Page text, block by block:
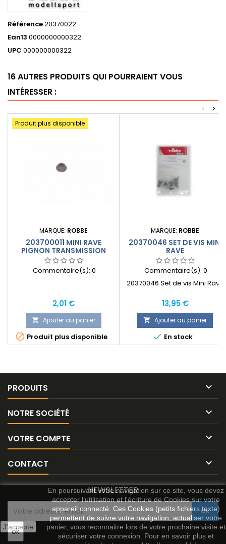
Référence20370022
Ean13 0000000000322
UPC 000000000322
16 AUTRES PRODUITS QUI POURRAIENT VOUS
INTÉRESSER :
>
<
Produit plus disponible
MARQUE: ROBBE
203700011 MINI RAVE
PIGNON TRANSMISSION
CONIQUE
Commentaire(s): 0
Prix
2,01 €
 Ajouter au panier
 Produit plus disponible
MARQUE: ROBBE
20370046 SET DE VIS MINI
RAVE
Commentaire(s): 0
20370046 Set de vis Mini Rave
Prix
13,95 €
 Ajouter au panier
 En stock
PRODUITS 
NOTRE SOCIÉTÉ 
VOTRE COMPTE 
CONTACT 
J'accepte
En poursuivant votre navigation sur ce site, vous devez
accepter l’utilisation et l'écriture de Cookies sur votre
appareil connecté. Ces Cookies (petits fichiers texte)
permettent de suivre votre navigation, actualiser votre
panier, vous reconnaitre lors de votre prochaine visite et
sécuriser votre connexion. Pour en savoir plus et
NEWSLETTER